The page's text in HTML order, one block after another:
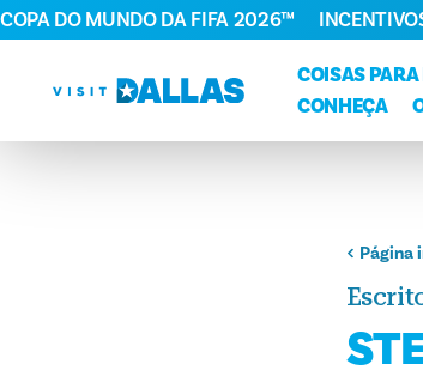
Ir diretamente para o conteúdo
COISAS PARA
CONHEÇA
COPA DO MUNDO DA FIFA 2026™
Página